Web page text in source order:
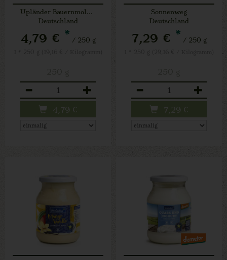
Upländer Bauernmolkerei
Deutschland
4,79 € * / 250 g
4,79 €
Sonnenweg
Deutschland
7,29 € * / 250 g
7,29 €